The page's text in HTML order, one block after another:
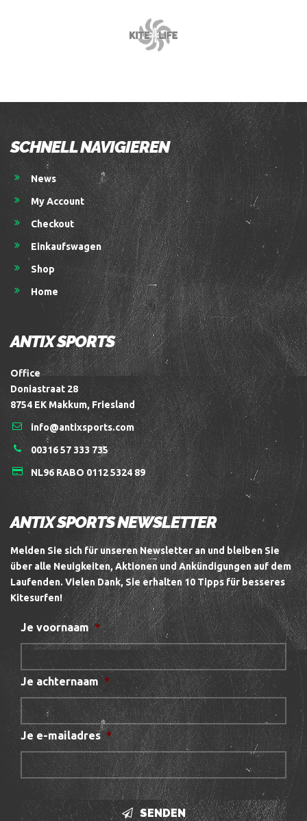
SCHNELL NAVIGIEREN
News
My Account
Checkout
Einkaufswagen
Shop
Home
ANTIX SPORTS
Office
Doniastraat 28
8754 EK Makkum, Friesland
info@antixsports.com
00316 57 333 735
NL96 RABO 0112 5324 89
ANTIX SPORTS NEWSLETTER
Melden Sie sich für unseren Newsletter an und bleiben Sie
über alle Neuigkeiten, Aktionen und Ankündigungen auf dem
Laufenden. Vielen Dank, Sie erhalten 10 Tipps für besseres
Kitesurfen!
Je voornaam *
Je achternaam *
Je e-mailadres *
SENDEN